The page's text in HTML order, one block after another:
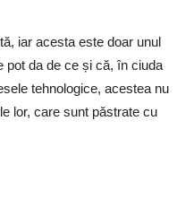
iar acesta este doar unul
pot da de ce și că, în ciuda
tehnologice, acestea nu
lor, care sunt păstrate cu